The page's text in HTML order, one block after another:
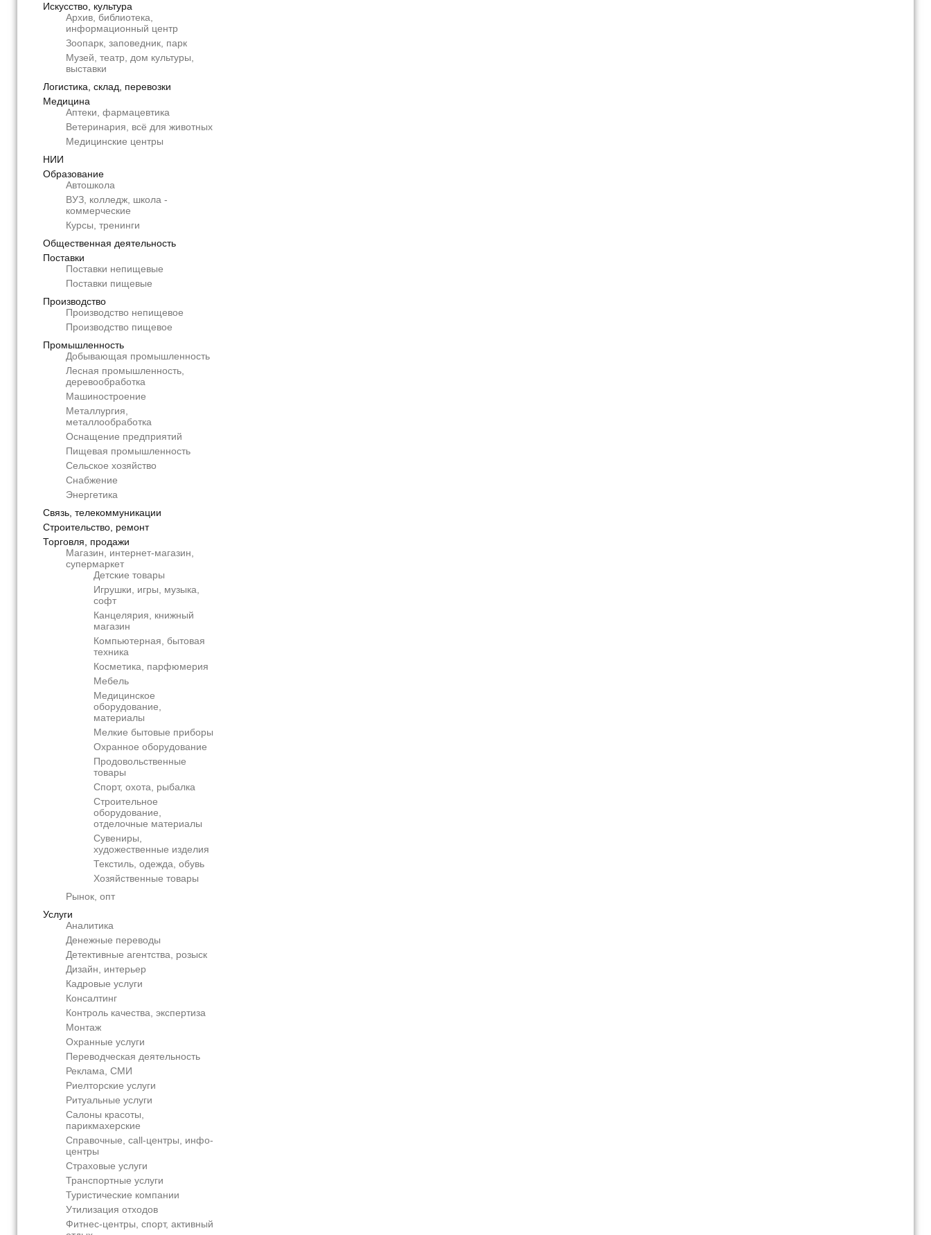
Искусство, культура
Архив, библиотека,
информационный центр
Зоопарк, заповедник, парк
Музей, театр, дом культуры,
выставки
Логистика, склад, перевозки
Медицина
Аптеки, фармацевтика
Ветеринария, всё для животных
Медицинские центры
НИИ
Образование
Автошкола
ВУЗ, колледж, школа -
коммерческие
Курсы, тренинги
Общественная деятельность
Поставки
Поставки непищевые
Поставки пищевые
Производство
Производство непищевое
Производство пищевое
Промышленность
Добывающая промышленность
Лесная промышленность,
деревообработка
Машиностроение
Металлургия,
металлообработка
Оснащение предприятий
Пищевая промышленность
Сельское хозяйство
Снабжение
Энергетика
Связь, телекоммуникации
Строительство, ремонт
Торговля, продажи
Магазин, интернет-магазин,
супермаркет
Детские товары
Игрушки, игры, музыка,
софт
Канцелярия, книжный
магазин
Компьютерная, бытовая
техника
Косметика, парфюмерия
Мебель
Медицинское
оборудование,
материалы
Мелкие бытовые приборы
Охранное оборудование
Продовольственные
товары
Спорт, охота, рыбалка
Строительное
оборудование,
отделочные материалы
Сувениры,
художественные изделия
Текстиль, одежда, обувь
Хозяйственные товары
Рынок, опт
Услуги
Аналитика
Денежные переводы
Детективные агентства, розыск
Дизайн, интерьер
Кадровые услуги
Консалтинг
Контроль качества, экспертиза
Монтаж
Охранные услуги
Переводческая деятельность
Реклама, СМИ
Риелторские услуги
Ритуальные услуги
Салоны красоты,
парикмахерские
Справочные, call-центры, инфо-
центры
Страховые услуги
Транспортные услуги
Туристические компании
Утилизация отходов
Фитнес-центры, спорт, активный